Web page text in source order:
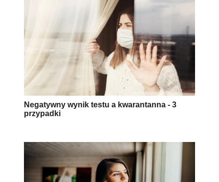
Negatywny wynik testu a kwarantanna - 3
przypadki